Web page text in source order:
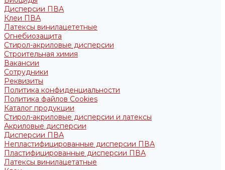
Дисперсии ПВА
Клеи ПВА
Латексы винилацететные
Огнебиозащита
Стирол-акриловые дисперсии
Строительная химия
Вакансии
Сотрудники
Реквизиты
Политика конфиденциальности
Политика файлов Cookies
Каталог продукции
Стирол-акриловые дисперсии и латексы
Акриловые дисперсии
Дисперсии ПВА
Непластифицированные дисперсии ПВА
Пластифицированные дисперсии ПВА
Латексы винилацетатные